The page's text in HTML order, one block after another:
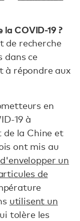
COVID-19 ?
de recherche
dans ce
à répondre aux
en
19 à
la Chine et
ont mis au
d'envelopper un
de
utilisent un
tolère les